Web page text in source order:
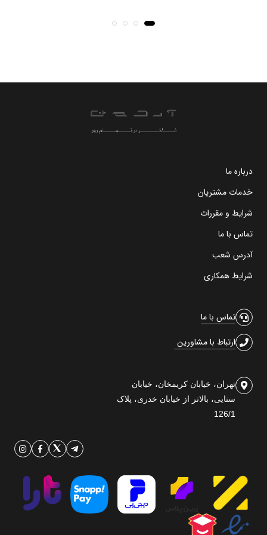
درباره ما
خدمات مشتریان
شرایط و مقررات
تماس با ما
آدرس شعب
شرایط همکاری
تماس با ما
ارتباط با مشاورین
تهران، خیابان کریمخان، خیابان
سنایی، بالاتر از خیابان خدری، پلاک
126/1